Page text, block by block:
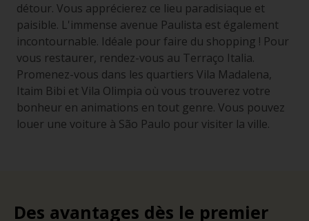
détour. Vous apprécierez ce lieu paradisiaque et
paisible. L'immense avenue Paulista est également
incontournable. Idéale pour faire du shopping ! Pour
vous restaurer, rendez-vous au Terraço Italia.
Promenez-vous dans les quartiers Vila Madalena,
Itaim Bibi et Vila Olimpia où vous trouverez votre
bonheur en animations en tout genre. Vous pouvez
louer une voiture à São Paulo pour visiter la ville.
Des avantages dès le premier